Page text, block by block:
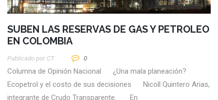
SUBEN LAS RESERVAS DE GAS Y PETROLEO
EN COLOMBIA
Publicado por CT 0
Columna de Opinión Nacional ¿Una mala planeación?
Ecopetrol y el costo de sus decisiones Nicoll Quintero Arias,
integrante de Crudo Transparente. En